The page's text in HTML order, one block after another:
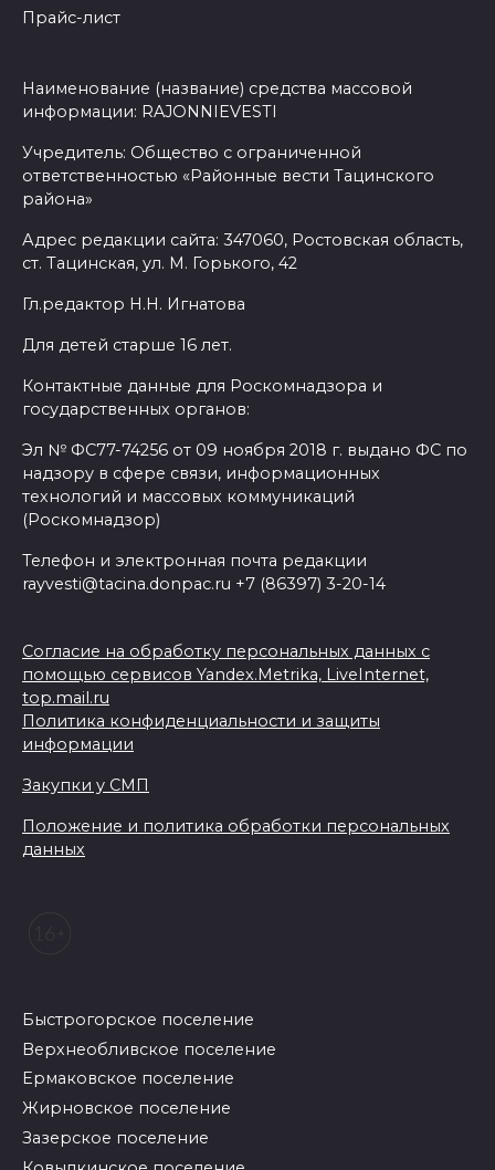
Прайс-лист
Наименование (название) средства массовой
информации: RAJONNIEVESTI
Учредитель: Общество с ограниченной
ответственностью «Районные вести Тацинского
района»
Адрес редакции сайта: 347060, Ростовская область,
ст. Тацинская, ул. М. Горького, 42
Гл.редактор Н.Н. Игнатова
Для детей старше 16 лет.
Контактные данные для Роскомнадзора и
государственных органов:
Эл № ФС77-74256 от 09 ноября 2018 г. выдано ФС по
надзору в сфере связи, информационных
технологий и массовых коммуникаций
(Роскомнадзор)
Телефон и электронная почта редакции
rayvesti@tacina.donpac.ru +7 (86397) 3-20-14
Согласие на обработку персональных данных с
помощью сервисов Yandex.Metrika, LiveInternet,
top.mail.ru
Политика конфиденциальности и защиты
информации
Закупки у СМП
Положение и политика обработки персональных
данных
Быстрогорское поселение
Верхнеобливское поселение
Ермаковское поселение
Жирновское поселение
Зазерское поселение